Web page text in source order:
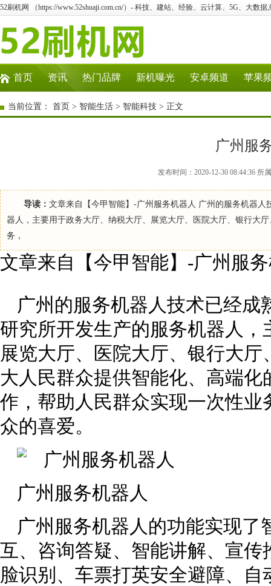
52刷机网 （https://www.52shuaji.com.cn/）- 科技、建站、经验、云计算、5G、大数据
首页 资讯 热门品牌 新机曝光 安卓频道 苹果
当前位置： 首页 > 智能生活 > 智能科技 > 正文
广州服
发布时间：2020-12-30 08:44:36
导读： 文章来自【今甲智能】-广州服务机器人 广州的服务机器
器人，主要用于政务大厅、纳税大厅、展览大厅、医院大厅、银行大
务，
文章来自【今甲智能】-广州服
广州的服务机器人技术已经
研究所开发生产的服务机器人
展览大厅、医院大厅、银行大
大人民群众提供智能化、高端
作，帮助人民群众实现一次性
众的喜爱。
广州服务机器人
广州服务机器人的功能实现
互、咨询答疑、智能讲解、宣
脸识别、车票打英安全避障、